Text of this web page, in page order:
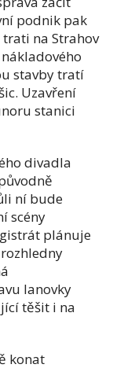
podnik pak
na Strahov
stavby tratí
Uzavření
stanici
divadla
ní bude
scény
plánuje
lanovky
těšit i na
konat